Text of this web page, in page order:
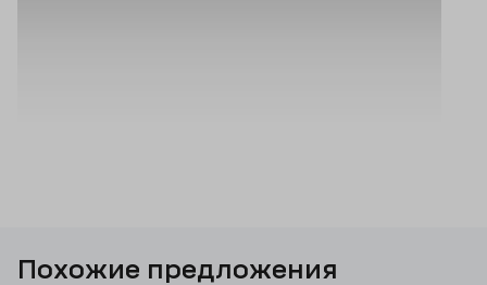
Похожие предложения